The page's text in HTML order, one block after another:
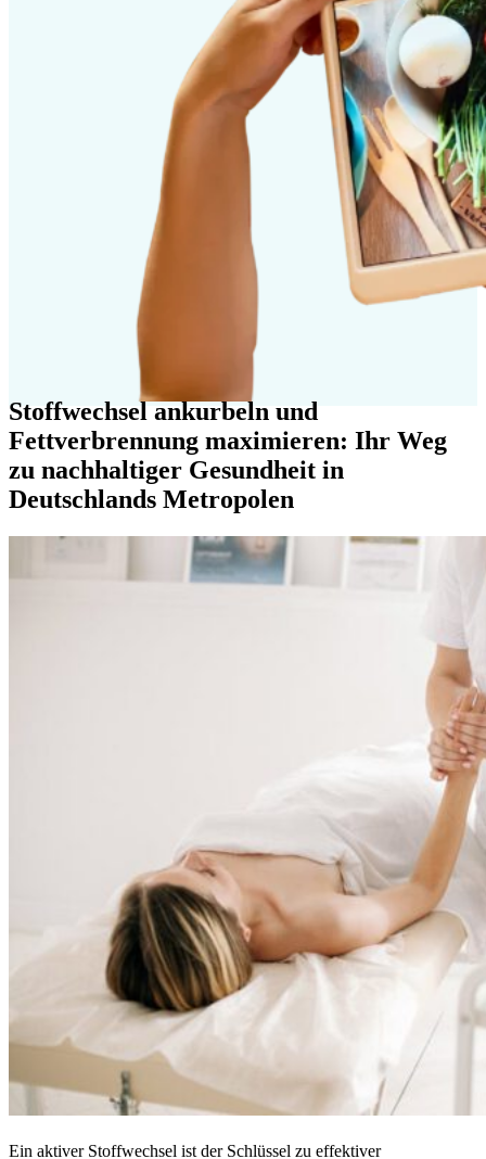
Stoffwechsel ankurbeln und
Fettverbrennung maximieren: Ihr Weg
zu nachhaltiger Gesundheit in
Deutschlands Metropolen
Ein aktiver Stoffwechsel ist der Schlüssel zu effektiver